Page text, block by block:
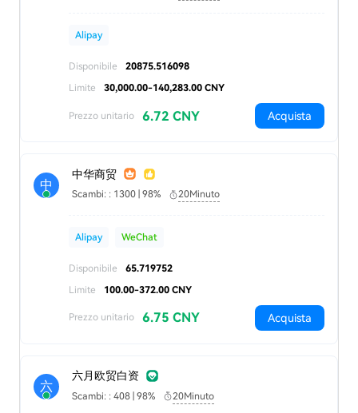
Alipay
Disponibile
20875.516098
Limite
30,000.00-140,283.00 CNY
Prezzo unitario 6.72 CNY Acquista
中
中华商贸
Scambi: : 1300 | 98% 20Minuto
Alipay WeChat
Disponibile
65.719752
Limite
100.00-372.00 CNY
Prezzo unitario 6.75 CNY Acquista
六
六月欧贸白资
Scambi: : 408 | 98% 20Minuto